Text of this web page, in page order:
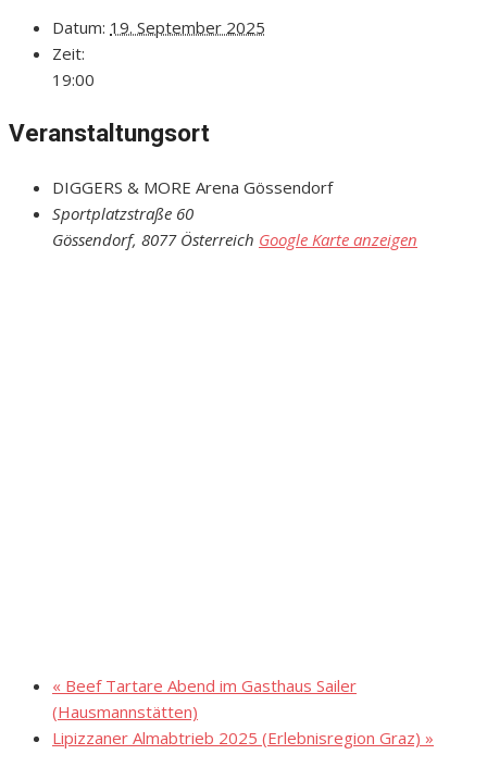
Datum: 19. September 2025
Zeit:
19:00
Veranstaltungsort
DIGGERS & MORE Arena Gössendorf
Sportplatzstraße 60
Gössendorf, 8077 Österreich Google Karte anzeigen
« Beef Tartare Abend im Gasthaus Sailer
(Hausmannstätten)
Lipizzaner Almabtrieb 2025 (Erlebnisregion Graz) »